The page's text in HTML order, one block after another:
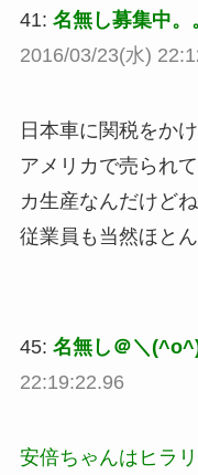
41: 名無し募集中
2016/03/23(水)
日本車に関税をか
アメリカで売られ
カ生産なんだけどね
従業員も当然ほと
45: 名無し＠＼
22:19:22.96
安倍ちゃんはヒラ